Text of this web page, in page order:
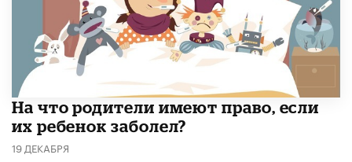
На что родители имеют право, если
их ребенок заболел?
19 ДЕКАБРЯ